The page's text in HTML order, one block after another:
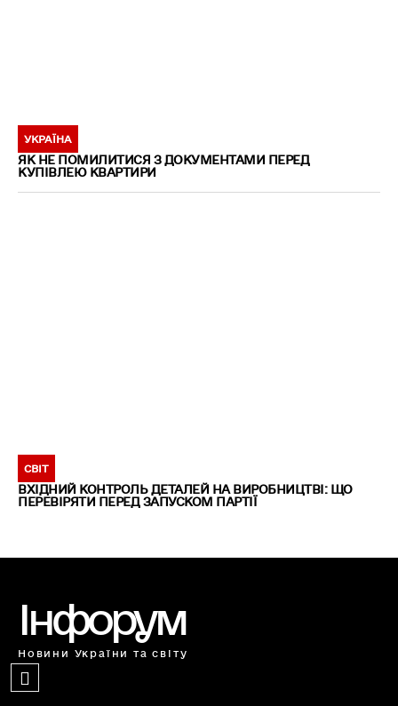
УКРАЇНА
ЯК НЕ ПОМИЛИТИСЯ З ДОКУМЕНТАМИ ПЕРЕД
КУПІВЛЕЮ КВАРТИРИ
СВІТ
ВХІДНИЙ КОНТРОЛЬ ДЕТАЛЕЙ НА ВИРОБНИЦТВІ: ЩО
ПЕРЕВІРЯТИ ПЕРЕД ЗАПУСКОМ ПАРТІЇ
Інфорум
Новини України та світу